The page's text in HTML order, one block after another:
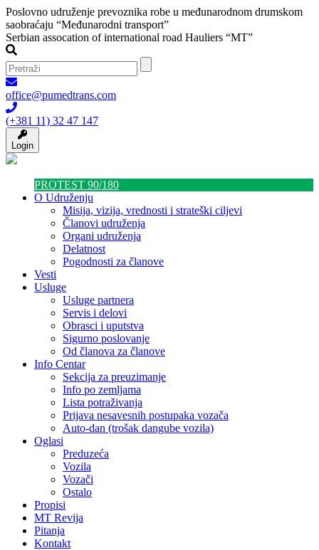
Poslovno udruženje prevoznika robe u međunarodnom drumskom
saobraćaju “Međunarodni transport”
Serbian assocation of international road Hauliers “MT”
office@pumedtrans.com
(+381 11) 32 47 147
Login
PROTEST 90/180
O Udruženju
Misija, vizija, vrednosti i strateški ciljevi
Članovi udruženja
Organi udruženja
Delatnost
Pogodnosti za članove
Vesti
Usluge
Usluge partnera
Servis i delovi
Obrasci i uputstva
Sigurno poslovanje
Od članova za članove
Info Centar
Sekcija za preuzimanje
Info po zemljama
Lista potraživanja
Prijava nesavesnih postupaka vozača
Auto-dan (trošak dangube vozila)
Oglasi
Preduzeća
Vozila
Vozači
Ostalo
Propisi
MT Revija
Pitanja
Kontakt